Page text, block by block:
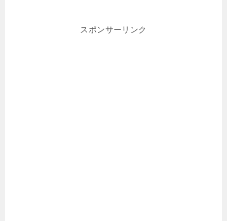
スポンサーリンク